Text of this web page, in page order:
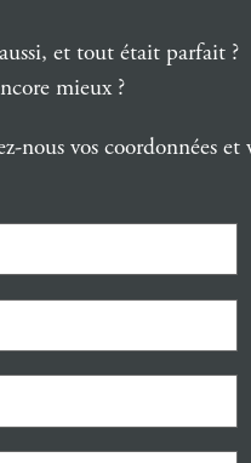
et tout était parfait ?
mieux ?
nous vos coordonnées et